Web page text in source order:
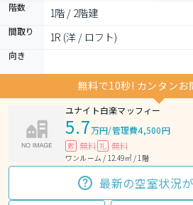
階数 1階 / 2階建
間取り 1R (洋 / ロフト)
向き
無料で10秒! カンタンお
ユナイト白楽マッフィー
5.7万円/管理費4,500円
敷 無料 礼 無料
ワンルーム / 12.49㎡ / 1階
最新の空室状況